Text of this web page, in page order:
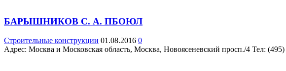
БАРЫШНИКОВ С. А. ПБОЮЛ
Строительные конструкции 01.08.2016 0
Адрес: Москва и Московская область, Москва, Новоясеневский просп./4 Teл: